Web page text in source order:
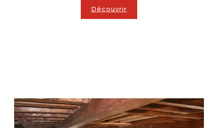
Découvrir